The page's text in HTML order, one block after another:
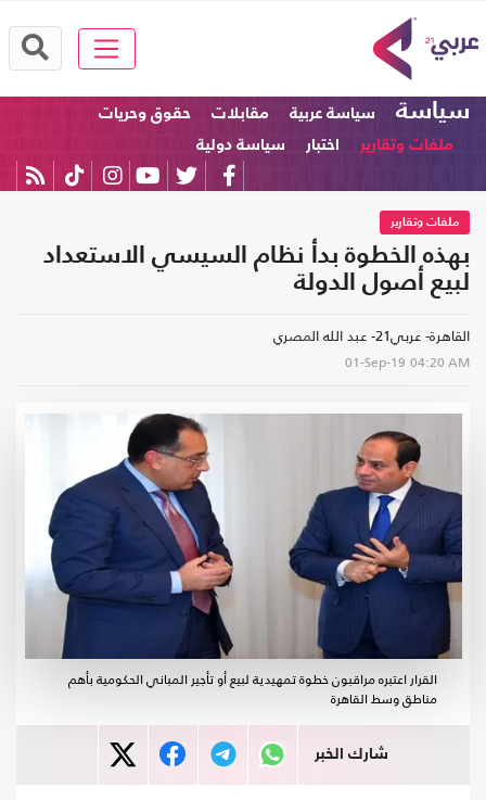
سياسة سياسة عربية مقابلات
حقوق وحريات
ملفات وتقارير
اختبار سياسة دولية
ملفات وتقارير
بهذه الخطوة بدأ نظام السيسي الاستعداد
لبيع أصول الدولة
القاهرة- عربي21- عبد الله المصري
01-Sep-19 04:20 AM
القرار اعتبره مراقبون خطوة تمهيدية لبيع أو تأجير المباني الحكومية بأهم
مناطق وسط القاهرة
شارك الخبر